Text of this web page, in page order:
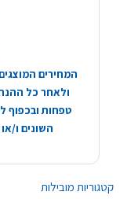
קטגוריות מובילות
המחירים
ולאחר כל
טפחות ובכפוף
השונים ו/